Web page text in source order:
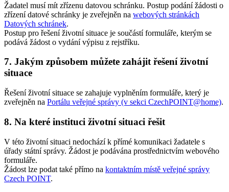
Žadatel musí mít zřízenu datovou schránku. Postup podání žádosti o
zřízení datové schránky je zveřejněn na webových stránkách
Datových schránek.
Postup pro řešení životní situace je součástí formuláře, kterým se
podává žádost o vydání výpisu z rejstříku.
7. Jakým způsobem můžete zahájit řešení životní
situace
Řešení životní situace se zahajuje vyplněním formuláře, který je
zveřejněn na Portálu veřejné správy (v sekci CzechPOINT@home).
8. Na které instituci životní situaci řešit
V této životní situaci nedochází k přímé komunikaci žadatele s
úřady státní správy. Žádost je podávána prostřednictvím webového
formuláře.
Žádost lze podat také přímo na kontaktním místě veřejné správy
Czech POINT.